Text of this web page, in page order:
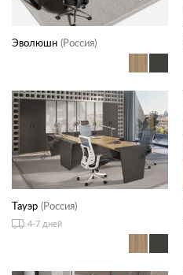
Эволюшн (Россия)
Тауэр (Россия)
4-7 дней